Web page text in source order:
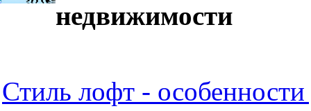
недвижимости
Стиль лофт -